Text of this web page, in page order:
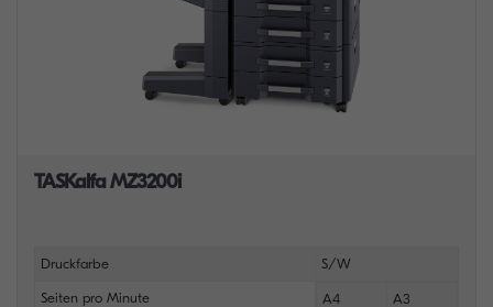
TASKalfa MZ3200i
Druckfarbe S/W
Seiten pro Minute A4 A3